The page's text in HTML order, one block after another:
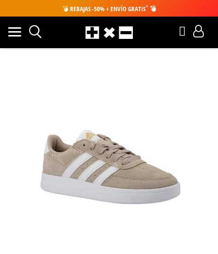
💣 REBAJAS -50% + ENVÍO GRATIS* 💣